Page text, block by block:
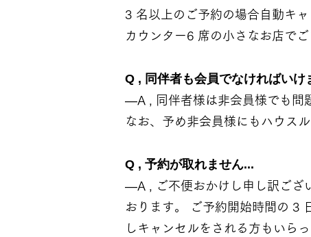
3 名以上のご予約の場合自動キ
カウンター6 席の小さなお店で
Q , 同伴者も会員でなければいけ
―A , 同伴者様は非会員様でも問
なお、予め非会員様にもハウス
Q , 予約が取れません...
―A , ご不便おかけし申し訳ござ
おります。 ご予約開始時間の 3
しキャンセルをされる方もいら